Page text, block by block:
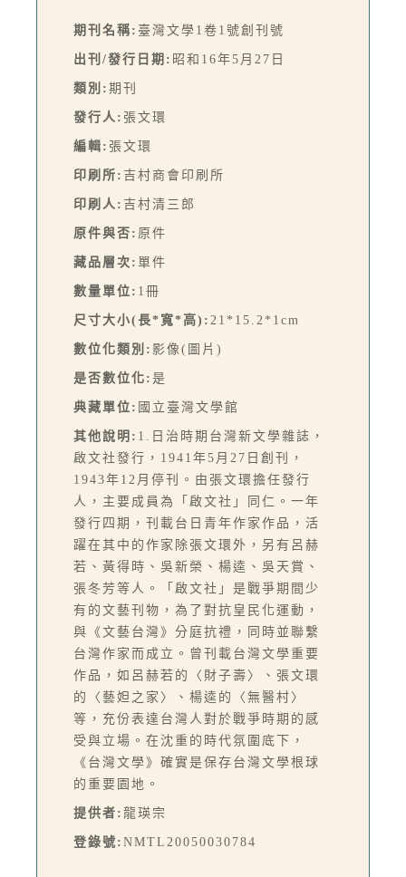
期刊名稱: 臺灣文學1卷1號創刊號
出刊/發行日期: 昭和16年5月27日
類別: 期刊
發行人: 張文環
編輯: 張文環
印刷所: 吉村商會印刷所
印刷人: 吉村清三郎
原件與否: 原件
藏品層次: 單件
數量單位: 1冊
尺寸大小(長*寬*高): 21*15.2*1cm
數位化類別: 影像(圖片)
是否數位化: 是
典藏單位: 國立臺灣文學館
其他說明: 1.日治時期台灣新文學雜誌，
啟文社發行，1941年5月27日創刊，
1943年12月停刊。由張文環擔任發行
人，主要成員為「啟文社」同仁。一年
發行四期，刊載台日青年作家作品，活
躍在其中的作家除張文環外，另有呂赫
若、黃得時、吳新榮、楊逵、吳天賞、
張冬芳等人。「啟文社」是戰爭期間少
有的文藝刊物，為了對抗皇民化運動，
與《文藝台灣》分庭抗禮，同時並聯繫
台灣作家而成立。曾刊載台灣文學重要
作品，如呂赫若的〈財子壽〉、張文環
的〈藝妲之家〉、楊逵的〈無醫村〉
等，充份表達台灣人對於戰爭時期的感
受與立場。在沈重的時代氛圍底下，
《台灣文學》確實是保存台灣文學根球
的重要園地。
提供者: 龍瑛宗
登錄號: NMTL20050030784